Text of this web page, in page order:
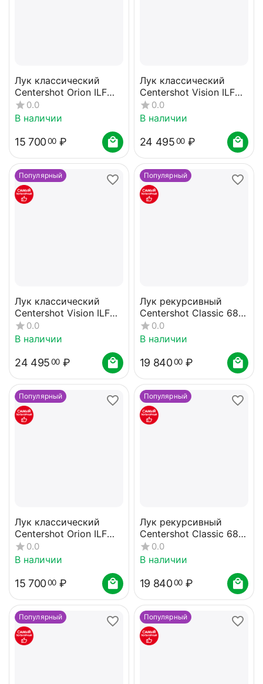
Лук классический
Centershot Orion ILF
(черный) 36#
0.0
В наличии
15 70000 ₽
Лук классический
Centershot Vision ILF
(черный) 36#
0.0
В наличии
24 49500 ₽
Популярный
Лук классический
Centershot Vision ILF
(черный) 32#
0.0
В наличии
24 49500 ₽
Популярный
Лук рекурсивный
Centershot Classic 68"
(алюм. рукоятка) 30#
с комплектом
0.0
В наличии
19 84000 ₽
Популярный
Лук классический
Centershot Orion ILF
(черный) 40#
0.0
В наличии
15 70000 ₽
Популярный
Лук рекурсивный
Centershot Classic 68"
22# с комплектом
0.0
В наличии
19 84000 ₽
Популярный Популярный